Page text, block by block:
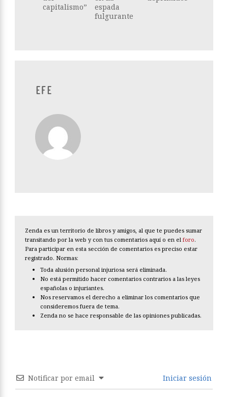
capitalismo”
espada
fulgurante
EFE
Zenda es un territorio de libros y amigos, al que te puedes sumar
transitando por la web y con tus comentarios aquí o en el foro.
Para participar en esta sección de comentarios es preciso estar
registrado. Normas:
Toda alusión personal injuriosa será eliminada.
No está permitido hacer comentarios contrarios a las leyes
españolas o injuriantes.
Nos reservamos el derecho a eliminar los comentarios que
consideremos fuera de tema.
Zenda no se hace responsable de las opiniones publicadas.
Notificar por email Iniciar sesión